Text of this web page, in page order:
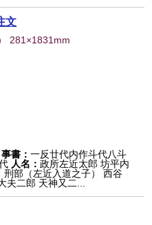
文
281×1831mm
事書：一反廿代内作斗代八斗
人名：政所左近太郎 坊平内
部（左近入道之子） 西谷
夫二郎 天神又二...